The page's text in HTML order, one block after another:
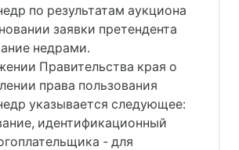
по результатам аукциона
заявки претендента
недрами.
Правительства края о
права пользования
указывается следующее:
идентификационный
- для